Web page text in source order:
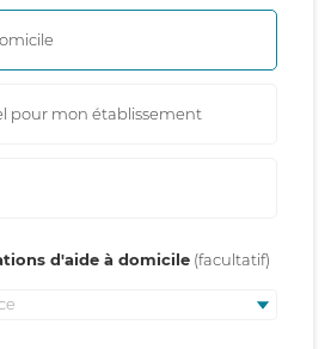
pour mon établissement
d'aide à domicile